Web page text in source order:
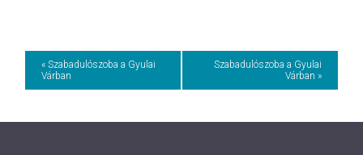
Event
Navigation
« Szabadulószoba a Gyulai
Várban
Szabadulószoba a Gyulai
Várban »